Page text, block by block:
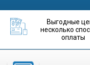
Выгодные
несколько
оплаты